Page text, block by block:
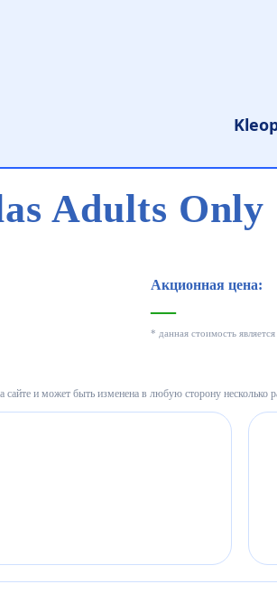
Adults Only
Акционная цена:
—
* данная стоимость
и может быть изменена в любую сторону несколько